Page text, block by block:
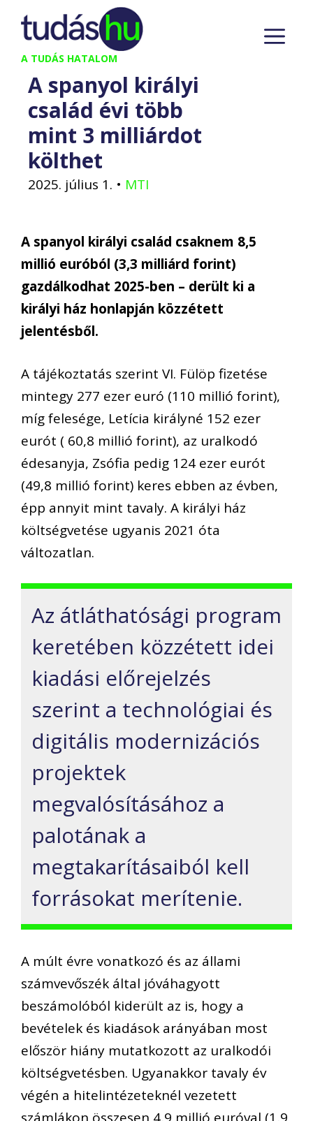
Kilépés
tartalomba
A TUDÁS HATALOM
A spanyol királyi
család évi több
mint 3 milliárdot
költhet
2025. július 1. • MTI
A spanyol királyi család csaknem 8,5
millió euróból (3,3 milliárd forint)
gazdálkodhat 2025-ben – derült ki a
királyi ház honlapján közzétett
jelentésből.
A tájékoztatás szerint VI. Fülöp fizetése
mintegy 277 ezer euró (110 millió forint),
míg felesége, Letícia királyné 152 ezer
eurót ( 60,8 millió forint), az uralkodó
édesanyja, Zsófia pedig 124 ezer eurót
(49,8 millió forint) keres ebben az évben,
épp annyit mint tavaly. A királyi ház
költségvetése ugyanis 2021 óta
változatlan.
Az átláthatósági program
keretében közzétett idei
kiadási előrejelzés
szerint a technológiai és
digitális modernizációs
projektek
megvalósításához a
palotának a
megtakarításaiból kell
forrásokat merítenie.
A múlt évre vonatkozó és az állami
számvevőszék által jóváhagyott
beszámolóból kiderült az is, hogy a
bevételek és kiadások arányában most
először hiány mutatkozott az uralkodói
költségvetésben. Ugyanakkor tavaly év
végén a hitelintézeteknél vezetett
számlákon összesen 4,9 millió euróval (1,9